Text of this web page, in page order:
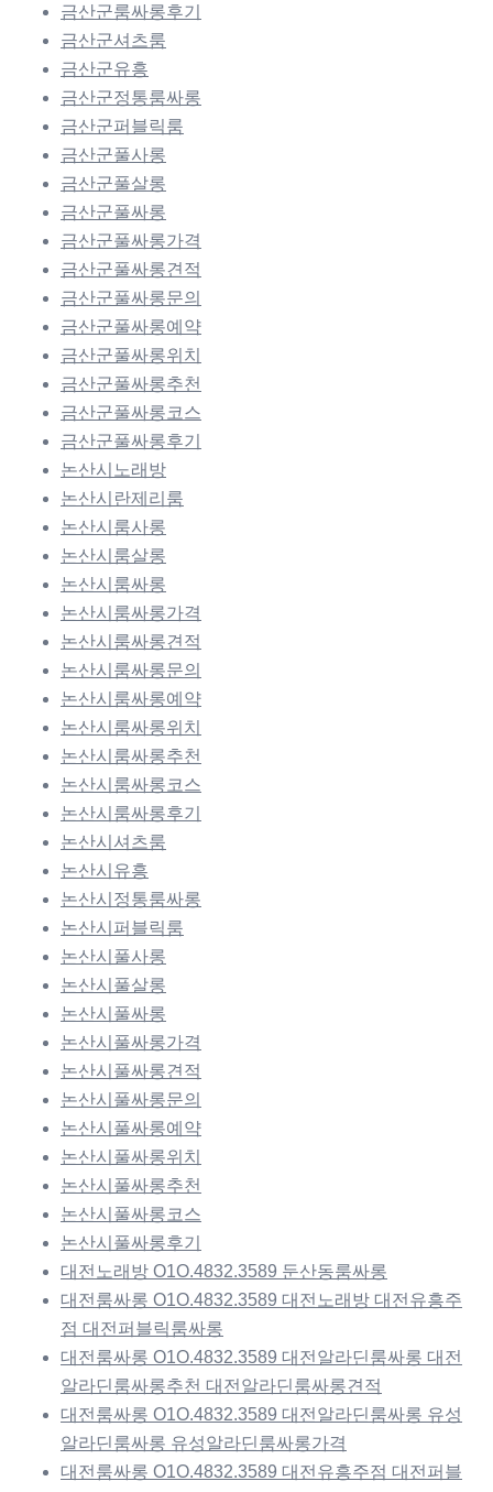
금산군룸싸롱후기
금산군셔츠룸
금산군유흥
금산군정통룸싸롱
금산군퍼블릭룸
금산군풀사롱
금산군풀살롱
금산군풀싸롱
금산군풀싸롱가격
금산군풀싸롱견적
금산군풀싸롱문의
금산군풀싸롱예약
금산군풀싸롱위치
금산군풀싸롱추천
금산군풀싸롱코스
금산군풀싸롱후기
논산시노래방
논산시란제리룸
논산시룸사롱
논산시룸살롱
논산시룸싸롱
논산시룸싸롱가격
논산시룸싸롱견적
논산시룸싸롱문의
논산시룸싸롱예약
논산시룸싸롱위치
논산시룸싸롱추천
논산시룸싸롱코스
논산시룸싸롱후기
논산시셔츠룸
논산시유흥
논산시정통룸싸롱
논산시퍼블릭룸
논산시풀사롱
논산시풀살롱
논산시풀싸롱
논산시풀싸롱가격
논산시풀싸롱견적
논산시풀싸롱문의
논산시풀싸롱예약
논산시풀싸롱위치
논산시풀싸롱추천
논산시풀싸롱코스
논산시풀싸롱후기
대전노래방 O1O.4832.3589 둔산동룸싸롱
대전룸싸롱 O1O.4832.3589 대전노래방 대전유흥주
점 대전퍼블릭룸싸롱
대전룸싸롱 O1O.4832.3589 대전알라딘룸싸롱 대전
알라딘룸싸롱추천 대전알라딘룸싸롱견적
대전룸싸롱 O1O.4832.3589 대전알라딘룸싸롱 유성
알라딘룸싸롱 유성알라딘룸싸롱가격
대전룸싸롱 O1O.4832.3589 대전유흥주점 대전퍼블